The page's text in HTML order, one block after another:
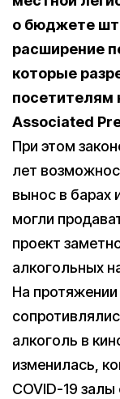
о бюджете
расширение
которые
посетителям
Associated
При этом
лет
вынос в барах
могли
проект
алкогольных
На
алкоголь в
изменилась,
COVID-19